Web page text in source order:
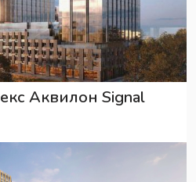
Аквилон Signal